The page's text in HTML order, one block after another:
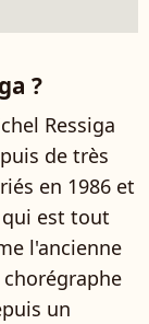
?
Ressiga
de très
en 1986 et
qui est tout
l'ancienne
un